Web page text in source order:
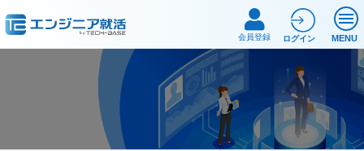
MENU
会員登録 ログイン